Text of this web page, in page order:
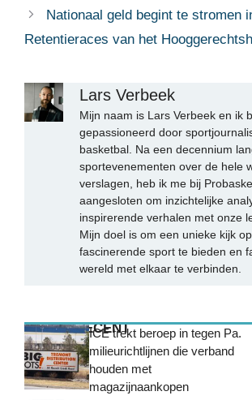
Nationaal geld begint te stromen
Retentieraces van het
Lars Verbeek
Mijn naam is Lars Verbeek en ik
gepassioneerd door
basketbal. Na een decennium
sportevenementen over de hele
verslagen, heb ik me bij
aangesloten om inzichtelijke
inspirerende verhalen met onze
Mijn doel is om een unieke kijk
fascinerende sport te bieden en
wereld met elkaar te verbinden.
MEEST RECENTICE trekt beroep in tegen Pa.
milieurichtlijnen die verband
houden met
magazijnaankopen